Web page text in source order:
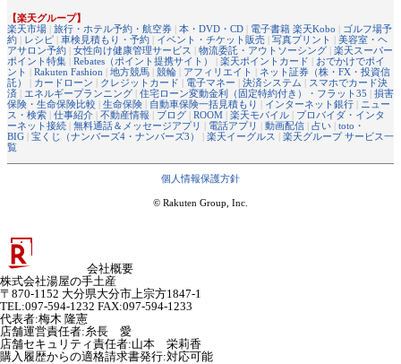
【楽天グループ】
楽天市場 | 旅行・ホテル予約・航空券 | 本・DVD・CD | 電子書籍 楽天Kobo | ゴルフ場予
約 | レシピ | 車検見積もり・予約 | イベント・チケット販売 | 写真プリント | 美容室・ヘ
アサロン予約 | 女性向け健康管理サービス | 物流委託・アウトソーシング | 楽天スーパー
ポイント特集 | Rebates（ポイント提携サイト） | 楽天ポイントカード | おでかけでポイ
ント | Rakuten Fashion | 地方競馬 | 競輪 | アフィリエイト | ネット証券（株・FX・投資信
託）
| カードローン | クレジットカード | 電子マネー | 決済システム | スマホでカード決
済 | エネルギープランニング | 住宅ローン変動金利（固定特約付き）・フラット35 | 損害
保険・生命保険比較 | 生命保険 | 自動車保険一括見積もり | インターネット銀行 | ニュー
ス・検索 | 仕事紹介 | 不動産情報 | ブログ | ROOM | 楽天モバイル | プロバイダ・インタ
ーネット接続 | 無料通話＆メッセージアプリ | 電話アプリ | 動画配信 | 占い | toto・
BIG | 宝くじ（ナンバーズ4・ナンバーズ3） | 楽天イーグルス | 楽天グループ サービス一
覧
個人情報保護方針
© Rakuten Group, Inc.
会社概要
株式会社湯屋の手土産
〒870-1152 大分県大分市上宗方1847-1
TEL:097-594-1232 FAX:097-594-1233
代表者:梅木 隆憲
店舗運営責任者:糸長 愛
店舗セキュリティ責任者:山本 栄莉香
購入履歴からの適格請求書発行:対応可能